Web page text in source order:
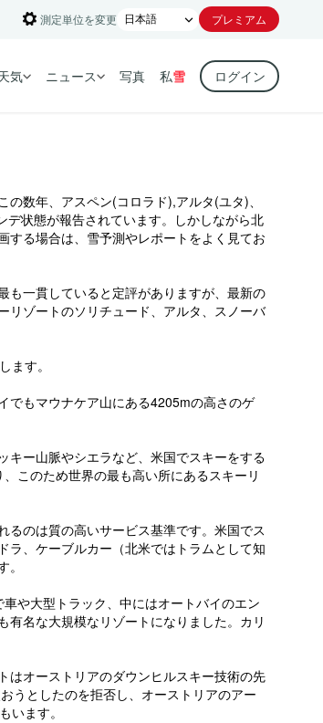
測定単位を変更 プレミアム
気 ニュース 写真 私雪 ログイン
数年、アスペン(コロラド),アルタ(ユタ)、
状態が報告されています。しかしながら北
する場合は、雪予測やレポートをよく見てお
も一貫していると定評がありますが、最新の
リゾートのソリチュード、アルタ、スノーバ
ます。
でもマウナケア山にある4205mの高さのゲ
キー山脈やシエラなど、米国でスキーをする
このため世界の最も高い所にあるスキーリ
のは質の高いサービス基準です。米国でス
ラ、ケーブルカー（北米ではトラムとして知
や大型トラック、中にはオートバイのエン
名な大規模なリゾートになりました。カリ
はオーストリアのダウンヒルスキー技術の先
うとしたのを拒否し、オーストリアのアー
います。